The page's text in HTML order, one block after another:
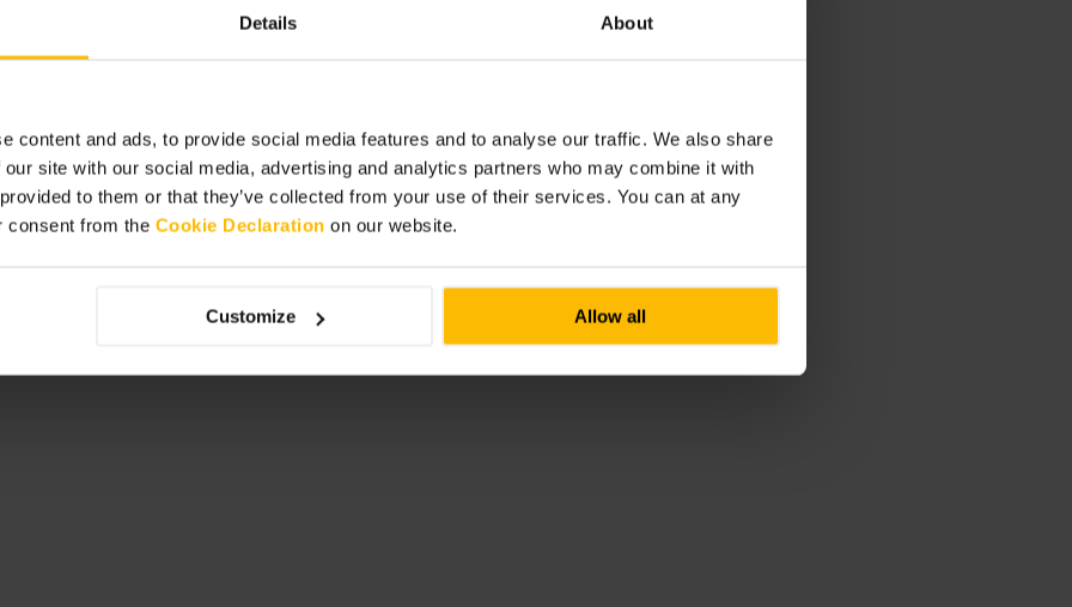
Details About
content and ads, to provide social media features and to analyse our traffic. We also share
site with our social media, advertising and analytics partners who may combine it with
to them or that they’ve collected from your use of their services. You can at any
consent from the Cookie Declaration on our website.
Customize Allow all
Gå derhen for en drink eller et
alkohol. Tjek
i området.